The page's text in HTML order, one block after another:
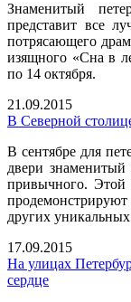
Знаменитый
представит все
потрясающего
изящного «Сна в
по 14 октября.
21.09.2015
В Северной
В сентябре для
двери
привычного. Этой
других уникальных
17.09.2015
На улицах
сердце